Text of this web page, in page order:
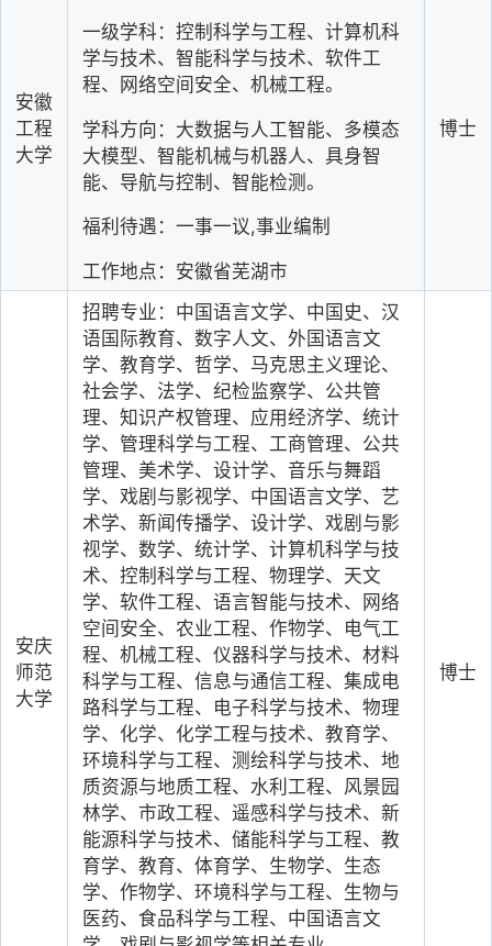
安徽
工程
大学
一级学科：控制科学与工程、计算机科
学与技术、智能科学与技术、软件工
程、网络空间安全、机械工程。
学科方向：大数据与人工智能、多模态
大模型、智能机械与机器人、具身智
能、导航与控制、智能检测。
福利待遇：一事一议,事业编制
工作地点：安徽省芜湖市
博士
安庆
师范
大学
招聘专业：中国语言文学、中国史、汉
语国际教育、数字人文、外国语言文
学、教育学、哲学、马克思主义理论、
社会学、法学、纪检监察学、公共管
理、知识产权管理、应用经济学、统计
学、管理科学与工程、工商管理、公共
管理、美术学、设计学、音乐与舞蹈
学、戏剧与影视学、中国语言文学、艺
术学、新闻传播学、设计学、戏剧与影
视学、数学、统计学、计算机科学与技
术、控制科学与工程、物理学、天文
学、软件工程、语言智能与技术、网络
空间安全、农业工程、作物学、电气工
程、机械工程、仪器科学与技术、材料
科学与工程、信息与通信工程、集成电
路科学与工程、电子科学与技术、物理
学、化学、化学工程与技术、教育学、
环境科学与工程、测绘科学与技术、地
质资源与地质工程、水利工程、风景园
林学、市政工程、遥感科学与技术、新
能源科学与技术、储能科学与工程、教
育学、教育、体育学、生物学、生态
学、作物学、环境科学与工程、生物与
医药、食品科学与工程、中国语言文
博士